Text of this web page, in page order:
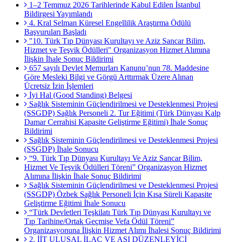
1–2 Temmuz 2026 Tarihlerinde Kabul Edilen İstanbul
Bildirgesi Yayımlandı
4. Kral Selman Küresel Engellilik Araştırma Ödülü
Başvuruları Başladı
"10. Türk Tıp Dünyası Kurultayı ve Aziz Sancar Bilim,
Hizmet ve Teşvik Ödülleri" Organizasyon Hizmet Alımına
İlişkin İhale Sonuç Bildirimi
657 sayılı Devlet Memurları Kanunu’nun 78. Maddesine
Göre Mesleki Bilgi ve Görgü Arttırmak Üzere Alınan
Ücretsiz İzin İşlemleri
İyi Hal (Good Standing) Belgesi
Sağlık Sisteminin Güçlendirilmesi ve Desteklenmesi Projesi
(SSGDP) Sağlık Personeli 2. Tur Eğitimi (Türk Dünyası Kalp
Damar Cerrahisi Kapasite Geliştirme Eğitimi) İhale Sonuç
Bildirimi
Sağlık Sisteminin Güçlendirilmesi ve Desteklenmesi Projesi
(SSGDP) İhale Sonucu
“9. Türk Tıp Dünyası Kurultayı Ve Aziz Sancar Bilim,
Hizmet Ve Teşvik Ödülleri Töreni” Organizasyon Hizmet
Alımına İlişkin İhale Sonuç Bildirimi
Sağlık Sisteminin Güçlendirilmesi ve Desteklenmesi Projesi
(SSGDP) Özbek Sağlık Personeli İçin Kısa Süreli Kapasite
Geliştirme Eğitimi İhale Sonucu
“Türk Devletleri Teşkilatı Türk Tıp Dünyası Kurultayı ve
Tıp Tarihine/Ortak Geçmişe Vefa Ödül Töreni”
Organizasyonuna İlişkin Hizmet Alımı İhalesi Sonuç Bildirimi
2. İİT ULUSAL İLAÇ VE AŞI DÜZENLEYİCİ